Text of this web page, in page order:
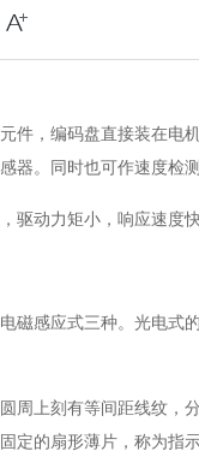
件，编码盘直接装在
器。同时也可作速度检测
驱动力矩小，响应速度
磁感应式三种。光电式
周上刻有等间距线纹，
定的扇形薄片，称为